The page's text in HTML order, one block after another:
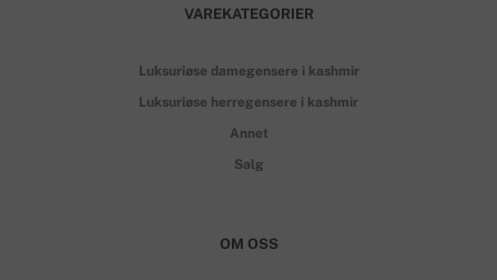
VAREKATEGORIER
Luksuriøse damegensere i kashmir
Luksuriøse herregensere i kashmir
Annet
Salg
OM OSS